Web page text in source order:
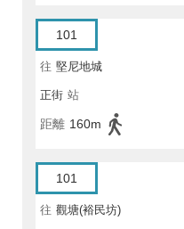
101
往 堅尼地城
正街 站
距離 160m
101
往 觀塘(裕民坊)